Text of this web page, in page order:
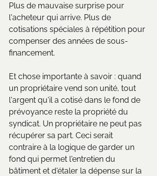
Plus de mauvaise surprise pour
l'acheteur qui arrive. Plus de
cotisations spéciales à répétition pour
compenser des années de sous-
financement.
Et chose importante à savoir : quand
un propriétaire vend son unité, tout
l'argent qu'il a cotisé dans le fond de
prévoyance reste la propriété du
syndicat. Un propriétaire ne peut pas
récupérer sa part. Ceci serait
contraire à la logique de garder un
fond qui permet l'entretien du
bâtiment et d'étaler la dépense sur la